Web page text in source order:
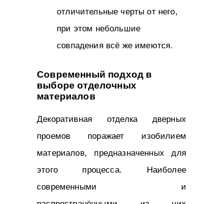
отличительные черты от него,
при этом небольшие
совпадения всё же имеются.
Современный подход в
выборе отделочных
материалов
Декоративная отделка дверных
проемов поражает изобилием
материалов, предназначенных для
этого процесса. Наиболее
современными и